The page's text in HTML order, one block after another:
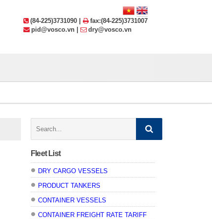
(84-225)3731090 |
fax:(84-225)3731007
pid@vosco.vn |
dry@vosco.vn
Fleet List
DRY CARGO VESSELS
PRODUCT TANKERS
CONTAINER VESSELS
CONTAINER FREIGHT RATE TARIFF